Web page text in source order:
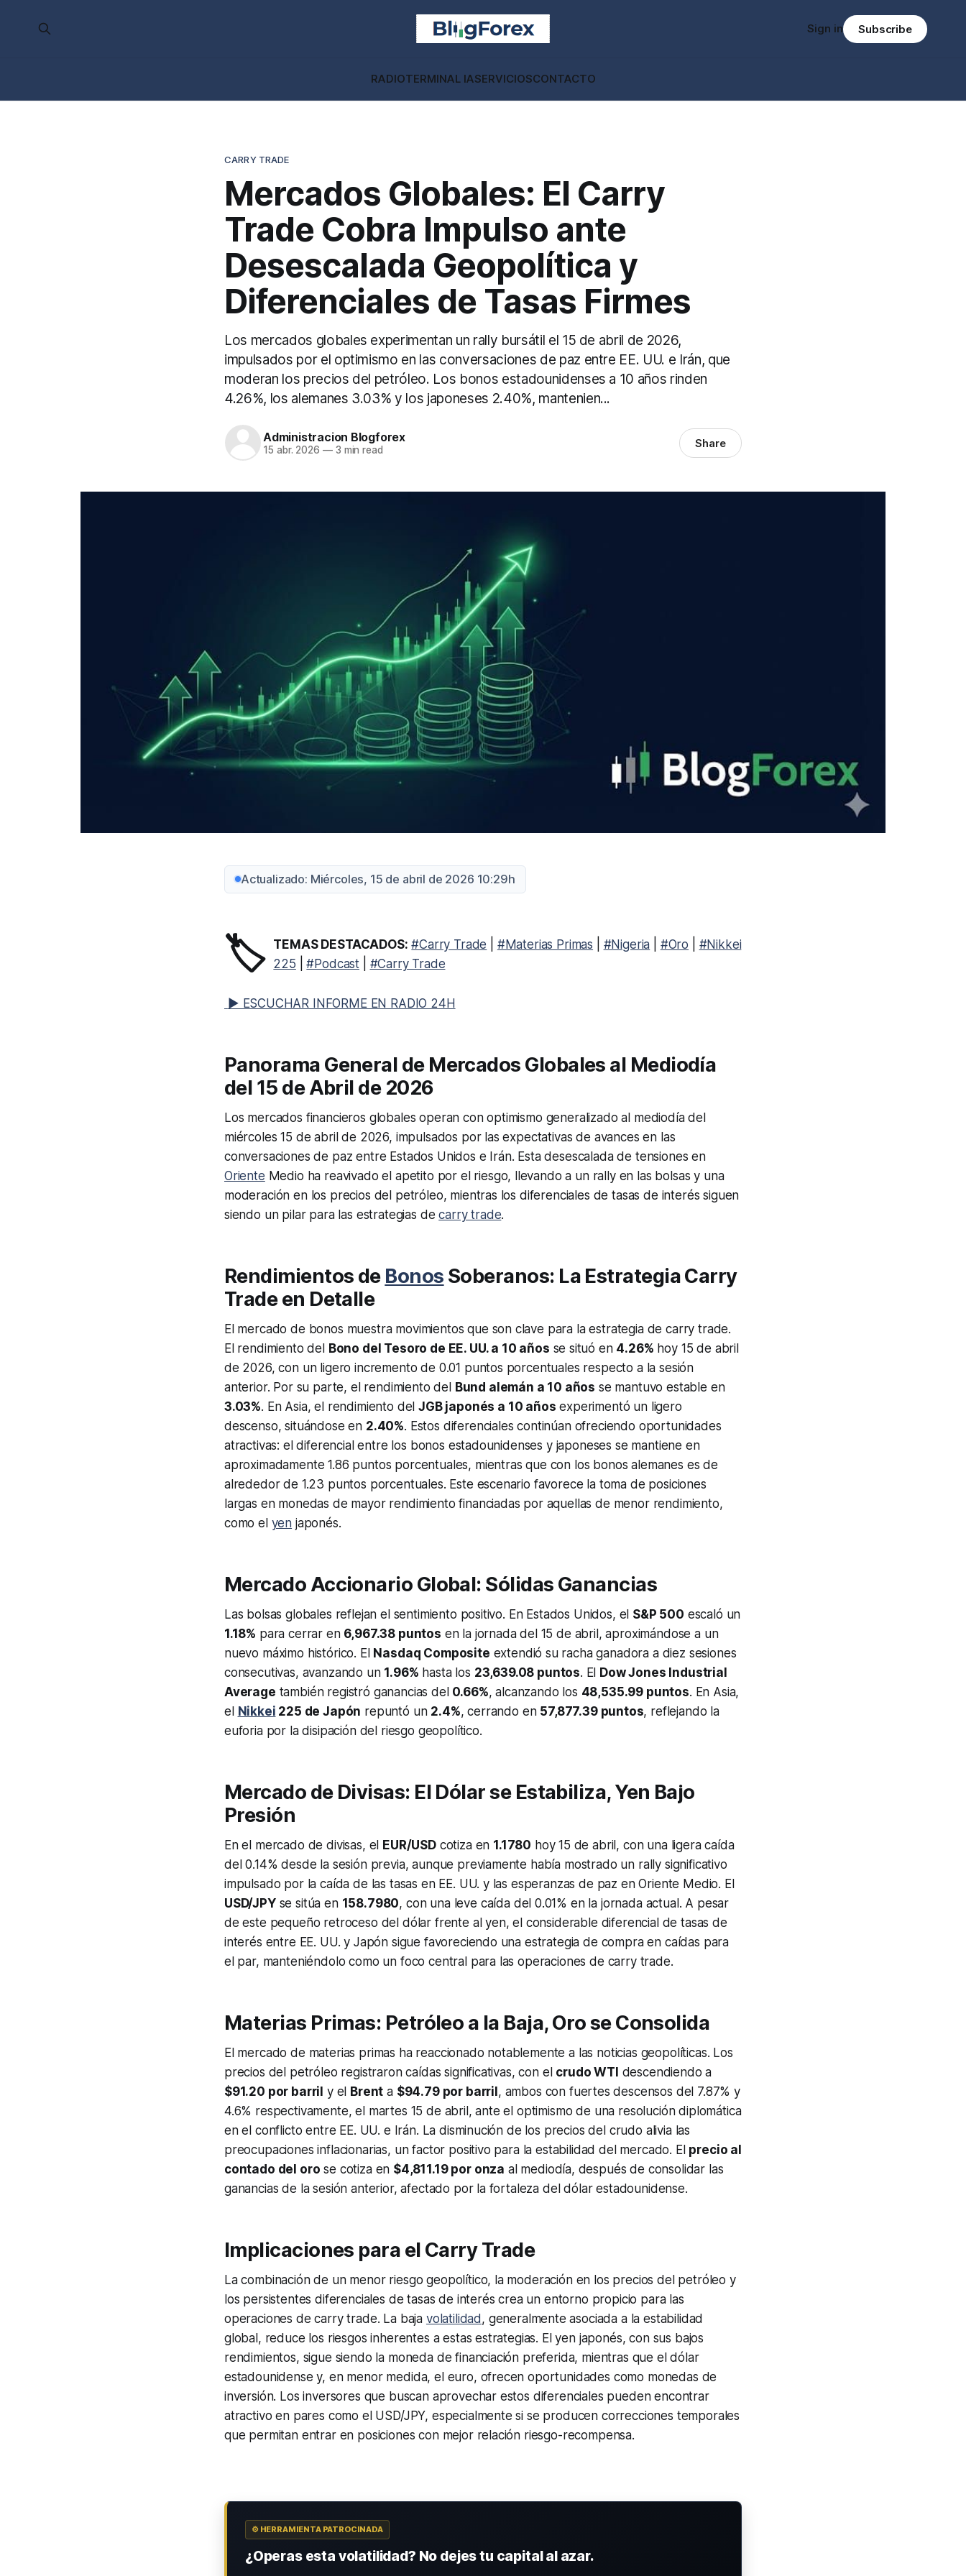
RADIOTERMINAL IASERVICIOSCONTACTO
Sign in Subscribe
CARRY TRADE
Mercados Globales: El Carry
Trade Cobra Impulso ante
Desescalada Geopolítica y
Diferenciales de Tasas Firmes
Los mercados globales experimentan un rally bursátil el 15 de abril de 2026,
impulsados por el optimismo en las conversaciones de paz entre EE. UU. e Irán, que
moderan los precios del petróleo. Los bonos estadounidenses a 10 años rinden
4.26%, los alemanes 3.03% y los japoneses 2.40%, mantenien...
Administracion Blogforex
15 abr. 2026 —3 min read Share
Actualizado: Miércoles, 15 de abril de 2026 10:29h
🏷️ TEMAS DESTACADOS: #Carry Trade #Materias Primas #Nigeria #Oro
#Nikkei
225 |#Podcast #Carry Trade
▶ ESCUCHAR INFORME EN RADIO 24H
Panorama General de Mercados Globales al Mediodía
del 15 de Abril de 2026
Los mercados financieros globales operan con optimismo generalizado al mediodía del
miércoles 15 de abril de 2026, impulsados por las expectativas de avances en las
conversaciones de paz entre Estados Unidos e Irán. Esta desescalada de tensiones en
Oriente Medio ha reavivado el apetito por el riesgo, llevando a un rally en las bolsas y una
moderación en los precios del petróleo, mientras los diferenciales de tasas de interés siguen
siendo un pilar para las estrategias decarry trade.
Rendimientos de Bonos Soberanos: La Estrategia Carry
Trade en Detalle
El mercado de bonos muestra movimientos que son clave para la estrategia decarry trade.
El rendimiento del Bono del Tesoro de EE. UU. a 10 años se situó en 4.26% hoy 15 de abril
de 2026, con un ligero incremento de 0.01 puntos porcentuales respecto a la sesión
anterior. Por su parte, el rendimiento del Bund alemán a 10 años se mantuvo estable en
3.03%. En Asia, el rendimiento delJGB japonés a 10 años experimentó un ligero
descenso, situándose en 2.40%. Estos diferenciales continúan ofreciendo oportunidades
atractivas: el diferencial entre los bonos estadounidenses y japoneses se mantiene en
aproximadamente 1.86 puntos porcentuales, mientras que con los bonos alemanes es de
alrededor de 1.23 puntos porcentuales. Este escenario favorece la toma de posiciones
largas en monedas de mayor rendimiento financiadas por aquellas de menor rendimiento,
como el yen japonés.
Mercado Accionario Global: Sólidas Ganancias
Las bolsas globales reflejan el sentimiento positivo. En Estados Unidos, el S&P 500 escaló un
1.18% para cerrar en 6,967.38 puntos en la jornada del 15 de abril, aproximándose a un
nuevo máximo histórico. El Nasdaq Composite extendió su racha ganadora a diez sesiones
consecutivas, avanzando un 1.96% hasta los 23,639.08 puntos. El Dow Jones Industrial
Average también registró ganancias del 0.66%, alcanzando los 48,535.99 puntos. En Asia,
el Nikkei 225 de Japón repuntó un 2.4%, cerrando en 57,877.39 puntos, reflejando la
euforia por la disipación del riesgo geopolítico.
Mercado de Divisas: El Dólar se Estabiliza, Yen Bajo
Presión
En el mercado de divisas, el EUR/USDcotiza en 1.1780 hoy 15 de abril, con una ligera caída
del 0.14% desde la sesión previa, aunque previamente había mostrado un rally significativo
impulsado por la caída de las tasas en EE. UU. y las esperanzas de paz en Oriente Medio. El
USD/JPYse sitúa en 158.7980, con una leve caída del 0.01% en la jornada actual. A pesar
de este pequeño retroceso del dólar frente al yen, el considerable diferencial de tasas de
interés entre EE. UU. y Japón sigue favoreciendo una estrategia de compra en caídas para
el par, manteniéndolo como un foco central para las operaciones de carry trade.
Materias Primas: Petróleo a la Baja, Oro se Consolida
El mercado de materias primas ha reaccionado notablemente a las noticias geopolíticas. Los
precios del petróleo registraron caídas significativas, con el crudo WTI descendiendo a
$91.20 por barril y el Brent a $94.79 por barril, ambos con fuertes descensos del 7.87% y
4.6% respectivamente, el martes 15 de abril, ante el optimismo de una resolución diplomática
en el conflicto entre EE. UU. e Irán. La disminución de los precios del crudo alivia las
preocupaciones inflacionarias, un factor positivo para la estabilidad del mercado. El precio al
contado del oro se cotiza en $4,811.19 por onza al mediodía, después de consolidar las
ganancias de la sesión anterior, afectado por la fortaleza del dólar estadounidense.
Implicaciones para el Carry Trade
La combinación de un menor riesgo geopolítico, la moderación en los precios del petróleo y
los persistentes diferenciales de tasas de interés crea un entorno propicio para las
operaciones decarry trade. La baja volatilidad, generalmente asociada a la estabilidad
global, reduce los riesgos inherentes a estas estrategias. El yen japonés, con sus bajos
rendimientos, sigue siendo la moneda de financiación preferida, mientras que el dólar
estadounidense y, en menor medida, el euro, ofrecen oportunidades como monedas de
inversión. Los inversores que buscan aprovechar estos diferenciales pueden encontrar
atractivo en pares como el USD/JPY, especialmente si se producen correcciones temporales
que permitan entrar en posiciones con mejor relación riesgo-recompensa.
⚙️ HERRAMIENTA PATROCINADA
¿Operas esta volatilidad? No dejes tu capital al azar.